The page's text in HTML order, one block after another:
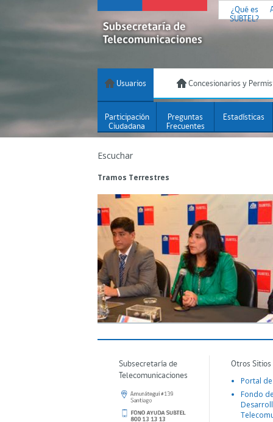
¿Qué es
SUBTEL?
Usuarios Concesionarios y
Participación
Ciudadana
Preguntas
Frecuentes
Estadísticas
Escuchar
Tramos Terrestres
Subsecretaría de
Telecomunicaciones
Otros
Portal
Fondo